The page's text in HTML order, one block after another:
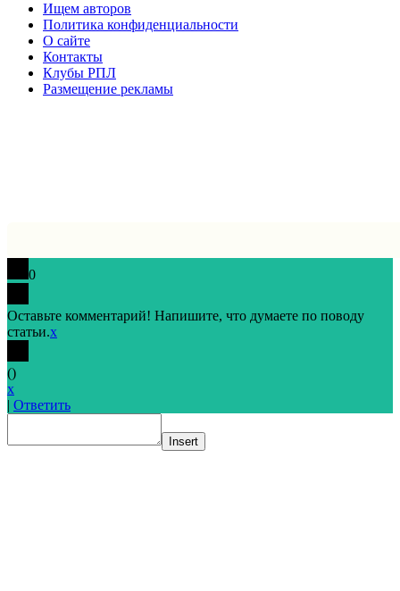
Ищем авторов
Политика конфиденциальности
О сайте
Контакты
Клубы РПЛ
Размещение рекламы
0
Оставьте комментарий! Напишите, что думаете по поводу
статьи.x
()
x
| Ответить
Insert